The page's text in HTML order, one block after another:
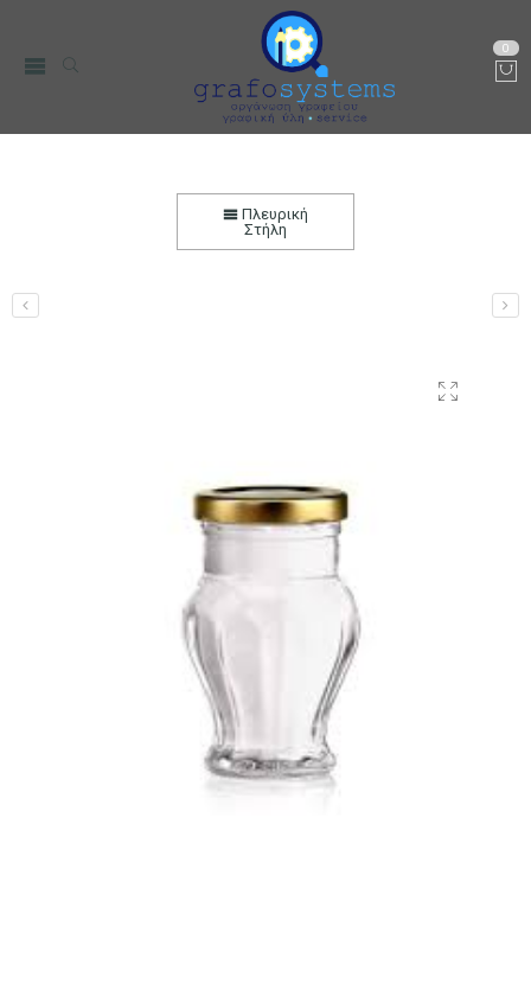
0
Μικρο-Συσκευές Κουζίνας
Πλευρική
Στήλη